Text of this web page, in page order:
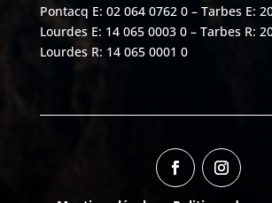
Pontacq E: 02 064 0762 0 – Tarbes E:
Lourdes E: 14 065 0003 0 – Tarbes R:
Lourdes R: 14 065 0001 0